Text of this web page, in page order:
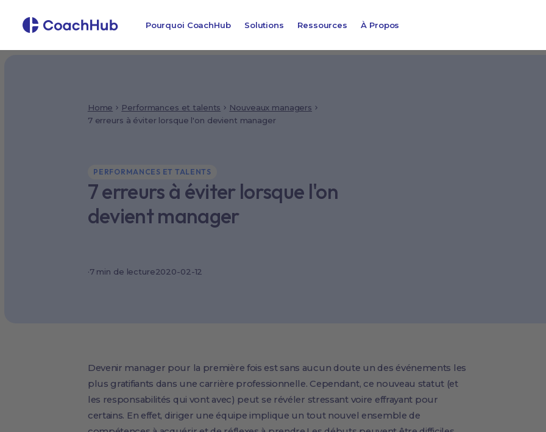
Pourquoi CoachHub Solutions Ressources À Propos
Home Performances et talents
Nouveaux managers
7 erreurs à éviter lorsque l'on devient manager
PERFORMANCES ET TALENTS
7 erreurs à éviter lorsque l'on
devient manager
·7 min de lecture2020-02-12
Devenir manager pour la première fois est sans aucun doute un des événements les
plus gratifiants dans une carrière professionnelle. Cependant, ce nouveau statut (et
les responsabilités qui vont avec) peut se révéler stressant voire effrayant pour
certains. En effet, diriger une équipe implique un tout nouvel ensemble de